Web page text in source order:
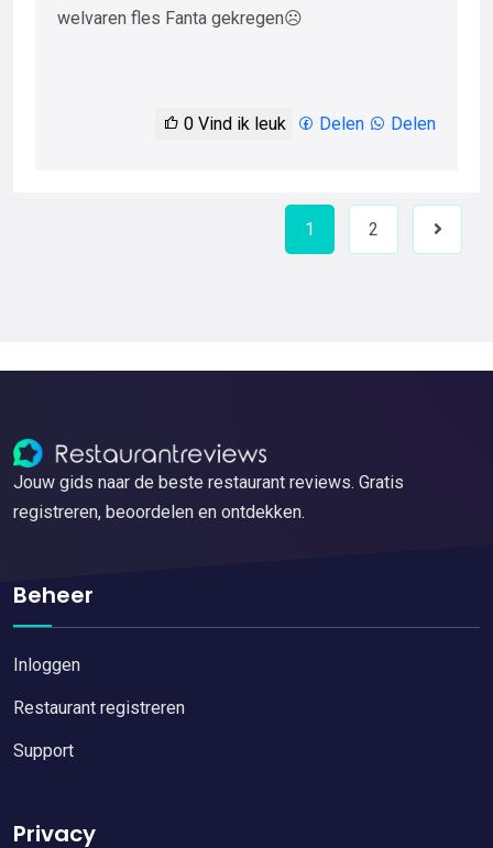
welvaren fles Fanta gekregen☹️
0 Vind ik leuk Delen Delen
1 2
Jouw gids naar de beste restaurant reviews. Gratis
registreren, beoordelen en ontdekken.
Beheer
Inloggen
Restaurant registreren
Support
Privacy